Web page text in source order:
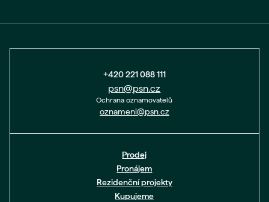
+420 221 088 111
psn@psn.cz
Ochrana oznamovatelů
oznameni@psn.cz
Prodej
Pronájem
Rezidenční projekty
Kupujeme